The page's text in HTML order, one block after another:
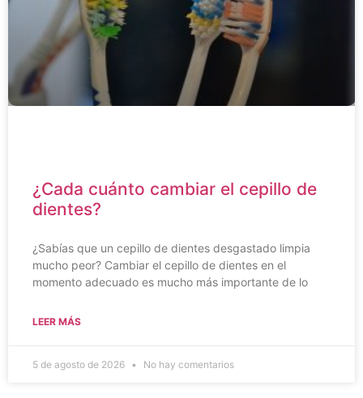
¿Cada cuánto cambiar el cepillo de
dientes?
¿Sabías que un cepillo de dientes desgastado limpia
mucho peor? Cambiar el cepillo de dientes en el
momento adecuado es mucho más importante de lo
LEER MÁS
5 de agosto de 2026 No hay comentarios